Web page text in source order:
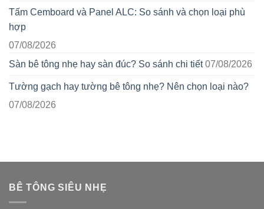
Tấm Cemboard và Panel ALC: So sánh và chọn loại phù
hợp
07/08/2026
Sàn bê tông nhẹ hay sàn đúc? So sánh chi tiết 07/08/2026
Tường gạch hay tường bê tông nhẹ? Nên chọn loại nào?
07/08/2026
BÊ TÔNG SIÊU NHẸ